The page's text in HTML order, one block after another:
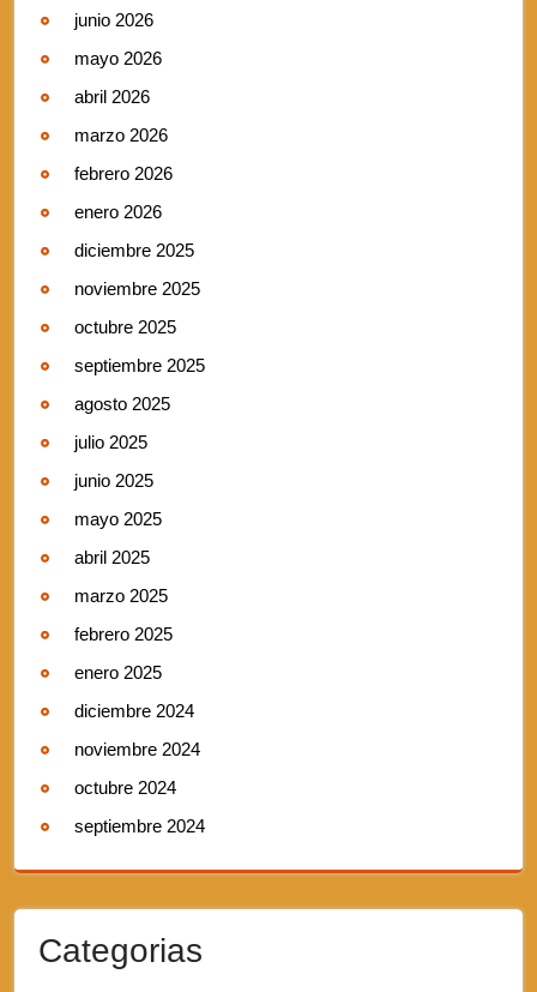
junio 2026
mayo 2026
abril 2026
marzo 2026
febrero 2026
enero 2026
diciembre 2025
noviembre 2025
octubre 2025
septiembre 2025
agosto 2025
julio 2025
junio 2025
mayo 2025
abril 2025
marzo 2025
febrero 2025
enero 2025
diciembre 2024
noviembre 2024
octubre 2024
septiembre 2024
Categorias